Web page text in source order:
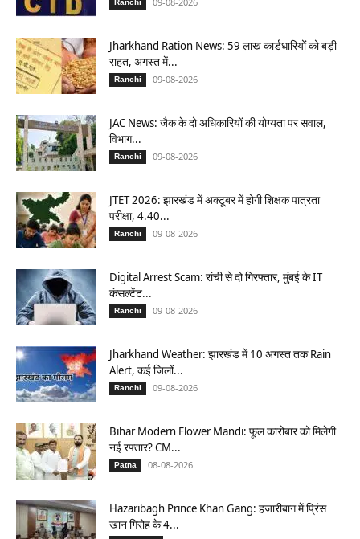
Ranchi
Jharkhand Ration News: 59 लाख कार्डधारियों को बड़ी
राहत, अगस्त में...
Ranchi 09-08-2026
JAC News: जैक के दो अधिकारियों की योग्यता पर सवाल,
विभाग...
Ranchi 09-08-2026
JTET 2026: झारखंड में अक्टूबर में होगी शिक्षक पात्रता
परीक्षा, 4.40...
Ranchi 09-08-2026
Digital Arrest Scam: रांची से दो गिरफ्तार, मुंबई के IT
कंसल्टेंट...
Ranchi 09-08-2026
Jharkhand Weather: झारखंड में 10 अगस्त तक Rain
Alert, कई जिलों...
Ranchi 09-08-2026
Bihar Modern Flower Mandi: फूल कारोबार को मिलेगी
नई रफ्तार? CM...
Patna 08-08-2026
Hazaribagh Prince Khan Gang: हजारीबाग में प्रिंस
खान गिरोह के 4...